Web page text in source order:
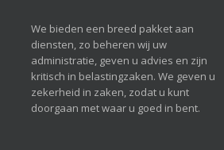
We bieden een breed pakket aan
diensten, zo beheren wij uw
administratie, geven u advies en zijn
kritisch in belastingzaken. We geven u
zekerheid in zaken, zodat u kunt
doorgaan met waar u goed in bent.